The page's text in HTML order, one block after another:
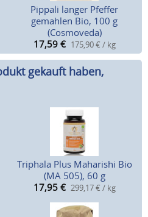
Pippali langer Pfeffer
gemahlen Bio, 100 g
(Cosmoveda)
17,59 € 175,90 € / kg
gekauft haben,
Triphala Plus Maharishi Bio
(MA 505), 60 g
17,95 € 299,17 € / kg